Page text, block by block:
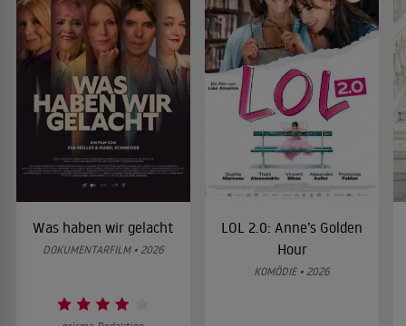
Was haben wir gelacht
DOKUMENTARFILM • 2026
LOL 2.0: Anne’s Golden
Hour
KOMÖDIE • 2026